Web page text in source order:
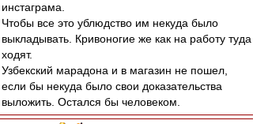
инстаграма.
Чтобы все это ублюдство им некуда было
выкладывать. Кривоногие же как на работу туда
ходят.
Узбекский марадона и в магазин не пошел,
если бы некуда было свои доказательства
выложить. Остался бы человеком.